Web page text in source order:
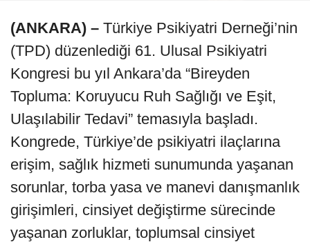
(ANKARA) – Türkiye Psikiyatri Derneği’nin
(TPD) düzenlediği 61. Ulusal Psikiyatri
Kongresi bu yıl Ankara’da “Bireyden
Topluma: Koruyucu Ruh Sağlığı ve Eşit,
Ulaşılabilir Tedavi” temasıyla başladı.
Kongrede, Türkiye’de psikiyatri ilaçlarına
erişim, sağlık hizmeti sunumunda yaşanan
sorunlar, torba yasa ve manevi danışmanlık
girişimleri, cinsiyet değiştirme sürecinde
yaşanan zorluklar, toplumsal cinsiyet